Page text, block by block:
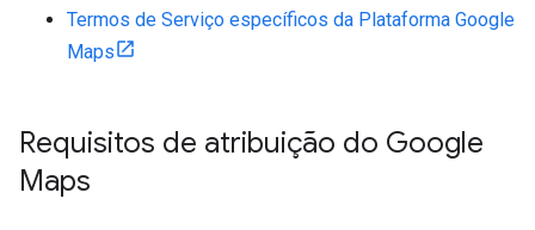
Termos de Serviço específicos da Plataforma Google
Maps
Requisitos de atribuição do Google
Maps